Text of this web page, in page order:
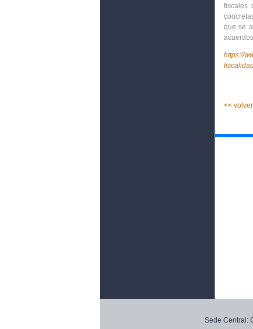
fiscales
que se
https://
<<
Sede Central: